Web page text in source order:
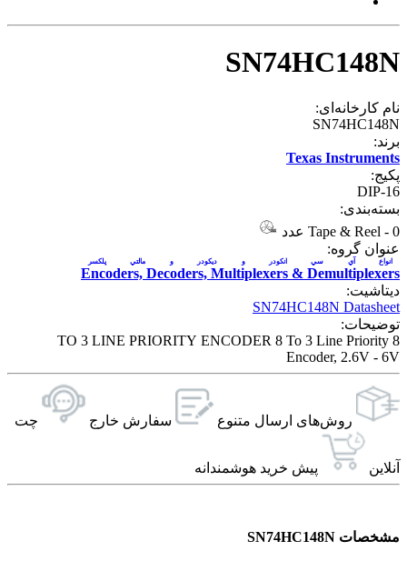
SN74HC148N
نام کارخانه‌ای:
SN74HC148N
برند:
Texas Instruments
پکیج:
DIP-16
بسته‌بندی:
Tape & Reel - 0 عدد
عنوان گروه:
Encoders, Decoders, Multiplexers & Demultiplexers
انواع آي سي انکودر و ديکودر و مالتي پلکسر
دیتاشیت:
SN74HC148N Datasheet
توضیحات:
8 TO 3 LINE PRIORITY ENCODER 8 To 3 Line Priority
Encoder, 2.6V - 6V
روش‌های ارسال‌ متنوع سفارش خارج چت
آنلاین پیش خرید هوشمندانه
مشخصات SN74HC148N